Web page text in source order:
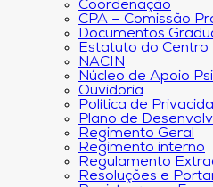
Coordenação
CPA – Comissão
Documentos
Estatuto do Centro
NACIN
Núcleo de Apoio
Ouvidoria
Política de
Plano de
Regimento Geral
Regimento interno
Regulamento
Resoluções e